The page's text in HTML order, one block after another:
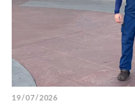
19/07/2026